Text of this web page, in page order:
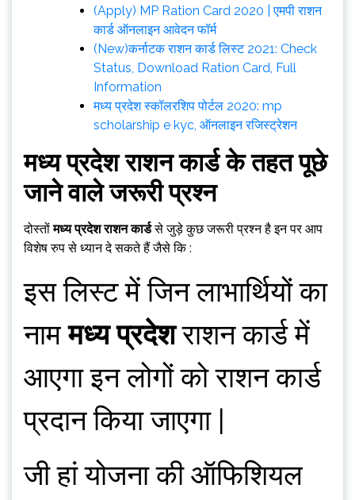
(Apply) MP Ration Card 2020 | एमपी राशन
कार्ड ऑनलाइन आवेदन फॉर्म
(New)कर्नाटक राशन कार्ड लिस्ट 2021: Check
Status, Download Ration Card, Full
Information
मध्य प्रदेश स्कॉलरशिप पोर्टल 2020: mp
scholarship e kyc, ऑनलाइन रजिस्ट्रेशन
मध्य प्रदेश राशन कार्ड के तहत पूछे
जाने वाले जरूरी प्रश्न
दोस्तोंमध्य प्रदेश राशन कार्डसे जुड़े कुछ जरूरी प्रश्न है इन पर आप
विशेष रुप से ध्यान दे सकते हैं जैसे कि :
इस लिस्ट में जिन लाभार्थियों का
नाममध्य प्रदेशराशन कार्ड में
आएगा इन लोगों को राशन कार्ड
प्रदान किया जाएगा |
जी हां योजना की ऑफिशियल